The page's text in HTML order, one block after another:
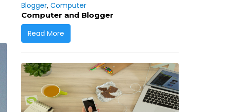
Blogger, Computer
Computer and Blogger
Read More